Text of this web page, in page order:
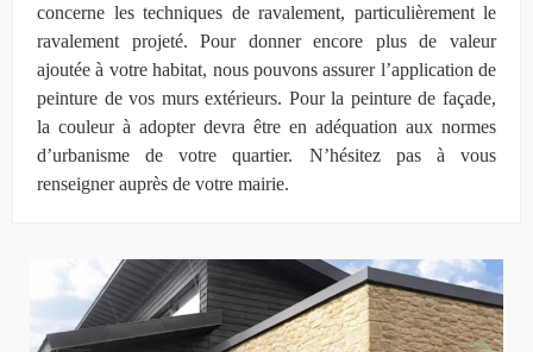
concerne les techniques de ravalement, particulièrement le
ravalement projeté. Pour donner encore plus de valeur
ajoutée à votre habitat, nous pouvons assurer l’application de
peinture de vos murs extérieurs. Pour la peinture de façade,
la couleur à adopter devra être en adéquation aux normes
d’urbanisme de votre quartier. N’hésitez pas à vous
renseigner auprès de votre mairie.